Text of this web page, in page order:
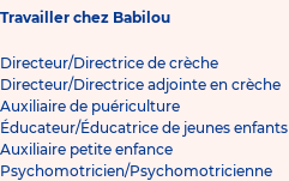
Travailler chez Babilou
Directeur/Directrice de crèche
Directeur/Directrice adjointe en crèche
Auxiliaire de puériculture
Éducateur/Éducatrice de jeunes enfants
Auxiliaire petite enfance
Psychomotricien/Psychomotricienne